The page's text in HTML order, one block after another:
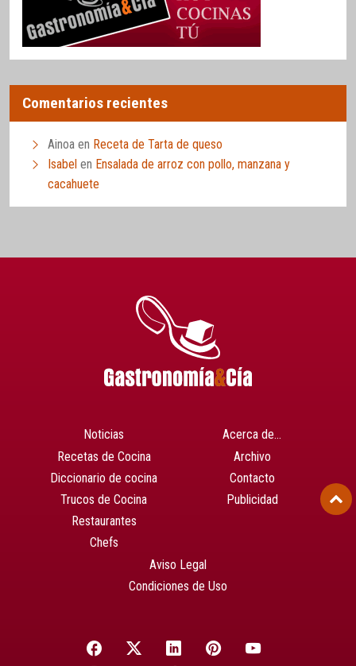
Comentarios recientes
Ainoa en Receta de Tarta de queso
Isabel en Ensalada de arroz con pollo, manzana y
cacahuete
Noticias
Recetas de Cocina
Diccionario de cocina
Trucos de Cocina
Restaurantes
Chefs
Acerca de…
Archivo
Contacto
Publicidad
Aviso Legal
Condiciones de Uso